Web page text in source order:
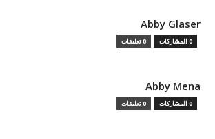
Abby Glaser
0 المشاركات 0 تعليقات
Abby Mena
0 المشاركات 0 تعليقات